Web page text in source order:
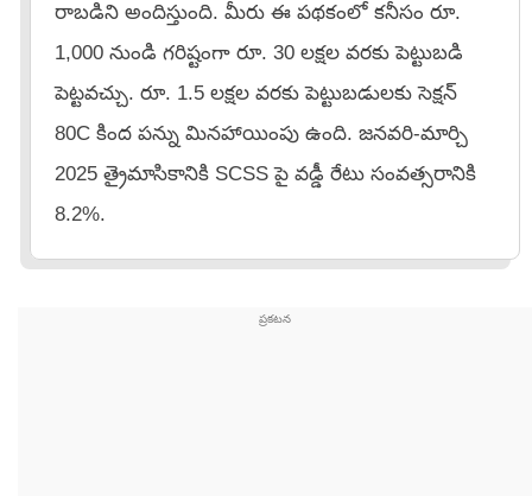
రాబడిని అందిస్తుంది. మీరు ఈ పథకంలో కనీసం రూ.
1,000 నుండి గరిష్టంగా రూ. 30 లక్షల వరకు పెట్టుబడి
పెట్టవచ్చు. రూ. 1.5 లక్షల వరకు పెట్టుబడులకు సెక్షన్
80C కింద పన్ను మినహాయింపు ఉంది. జనవరి-మార్చి
2025 త్రైమాసికానికి SCSS పై వడ్డీ రేటు సంవత్సరానికి
8.2%.